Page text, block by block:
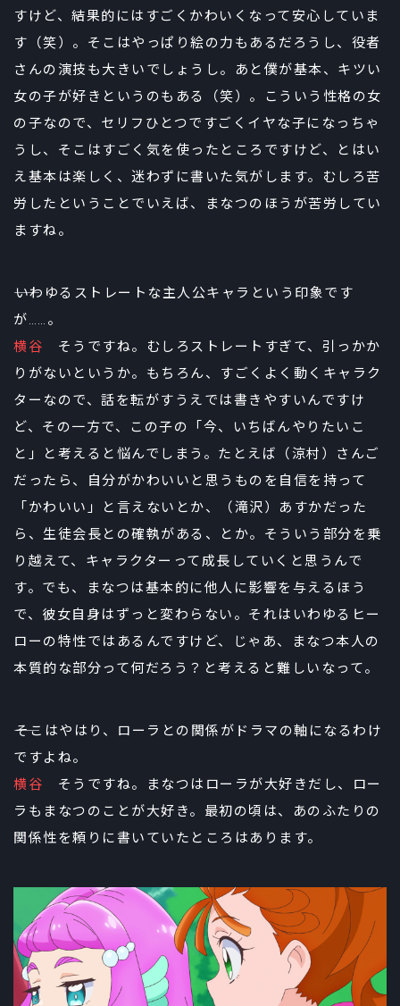
すけど、結果的にはすごくかわいくなって安心していま
す（笑）。そこはやっぱり絵の力もあるだろうし、役者
さんの演技も大きいでしょうし。あと僕が基本、キツい
女の子が好きというのもある（笑）。こういう性格の女
の子なので、セリフひとつですごくイヤな子になっちゃ
うし、そこはすごく気を使ったところですけど、とはい
え基本は楽しく、迷わずに書いた気がします。むしろ苦
労したということでいえば、まなつのほうが苦労してい
ますね。
――いわゆるストレートな主人公キャラという印象です
が……。
横谷 そうですね。むしろストレートすぎて、引っかか
りがないというか。もちろん、すごくよく動くキャラク
ターなので、話を転がすうえでは書きやすいんですけ
ど、その一方で、この子の「今、いちばんやりたいこ
と」と考えると悩んでしまう。たとえば（涼村）さんご
だったら、自分がかわいいと思うものを自信を持って
「かわいい」と言えないとか、（滝沢）あすかだった
ら、生徒会長との確執がある、とか。そういう部分を乗
り越えて、キャラクターって成長していくと思うんで
す。でも、まなつは基本的に他人に影響を与えるほう
で、彼女自身はずっと変わらない。それはいわゆるヒー
ローの特性ではあるんですけど、じゃあ、まなつ本人の
本質的な部分って何だろう？と考えると難しいなって。
――そこはやはり、ローラとの関係がドラマの軸になるわけ
ですよね。
横谷 そうですね。まなつはローラが大好きだし、ロー
ラもまなつのことが大好き。最初の頃は、あのふたりの
関係性を頼りに書いていたところはあります。